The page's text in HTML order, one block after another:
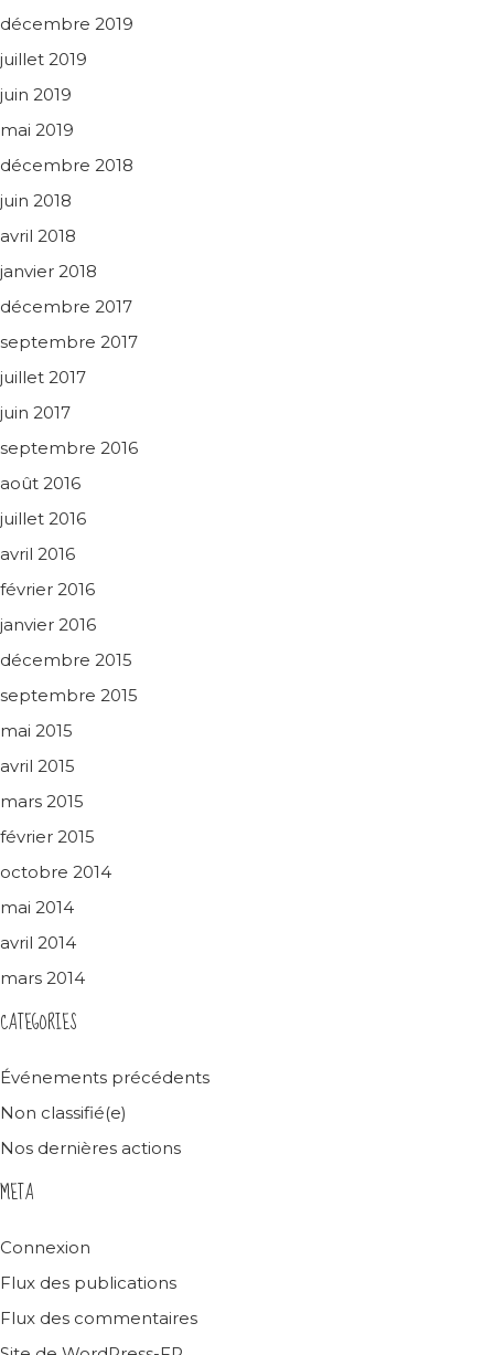
décembre 2019
juillet 2019
juin 2019
mai 2019
décembre 2018
juin 2018
avril 2018
janvier 2018
décembre 2017
septembre 2017
juillet 2017
juin 2017
septembre 2016
août 2016
juillet 2016
avril 2016
février 2016
janvier 2016
décembre 2015
septembre 2015
mai 2015
avril 2015
mars 2015
février 2015
octobre 2014
mai 2014
avril 2014
mars 2014
CATEGORIES
Événements précédents
Non classifié(e)
Nos dernières actions
META
Connexion
Flux des publications
Flux des commentaires